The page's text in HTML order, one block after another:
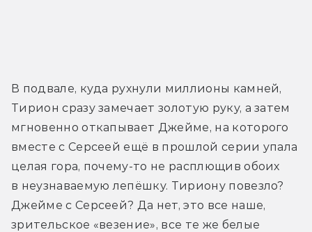
В подвале, куда рухнули миллионы камней,
Тирион сразу замечает золотую руку, а затем
мгновенно откапывает Джейме, на которого
вместе с Серсеей ещё в прошлой серии упала
целая гора, почему-то не расплющив обоих
в неузнаваемую лепёшку. Тириону повезло?
Джейме с Серсеей? Да нет, это все наше,
зрительское «везение», все те же белые